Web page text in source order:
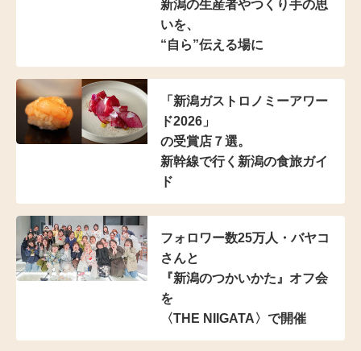
新潟の生産者やつくり手の思
いを、
“自ら”伝える場に
「新潟ガストロノミーアワー
ド2026」
の受賞店７選。
新幹線で行く新潟の食旅ガイ
ド
フォロワー数25万人・バヤコ
さんと
『新潟のつかいかた』オフ会
を
〈THE NIIGATA〉で開催